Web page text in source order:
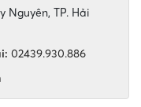
Nguyên, TP. Hải
02439.930.886